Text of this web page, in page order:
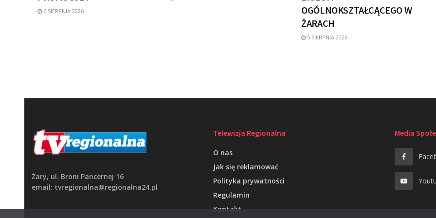
6 SIERPNIA 2026
OGÓLNOKSZTAŁCĄCEGO W
ŻARACH
5 SIERPNIA 2026
Żary, ul. Broni Pancernej 16
email: tvregionalna@regionalna24.pl
Telewizja Regionalna
O nas
Jak się reklamować
Polityka prywatności
Regulamin
Kontakt
Media